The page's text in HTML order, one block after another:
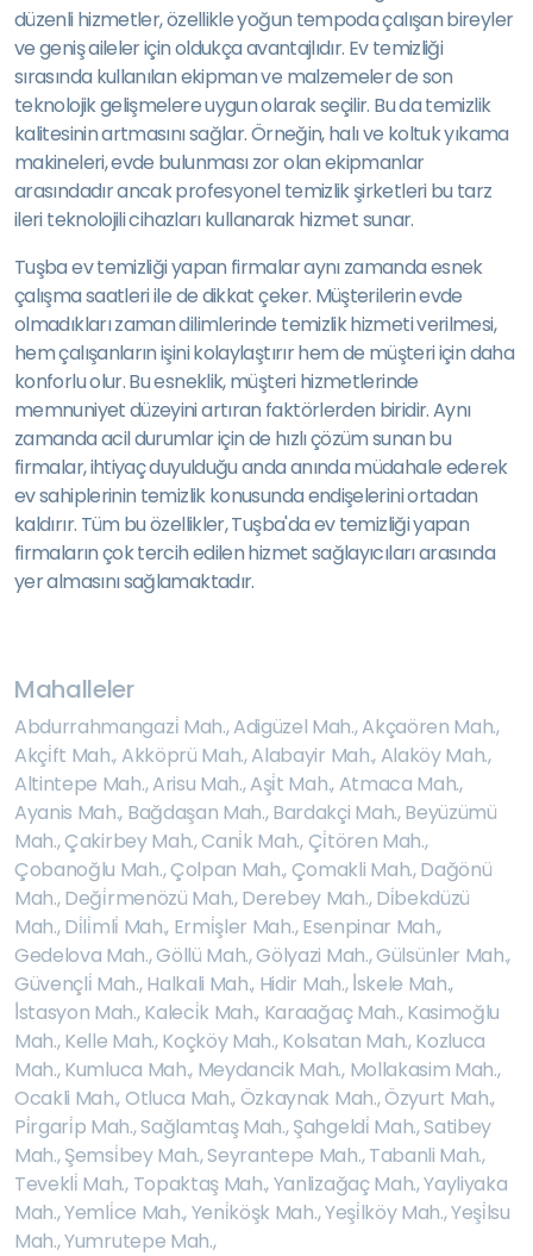
düzenli hizmetler, özellikle yoğun tempoda çalışan bireyler
ve geniş aileler için oldukça avantajlıdır. Ev temizliği
sırasında kullanılan ekipman ve malzemeler de son
teknolojik gelişmelere uygun olarak seçilir. Bu da temizlik
kalitesinin artmasını sağlar. Örneğin, halı ve koltuk yıkama
makineleri, evde bulunması zor olan ekipmanlar
arasındadır ancak profesyonel temizlik şirketleri bu tarz
ileri teknolojili cihazları kullanarak hizmet sunar.
Tuşba ev temizliği yapan firmalar aynı zamanda esnek
çalışma saatleri ile de dikkat çeker. Müşterilerin evde
olmadıkları zaman dilimlerinde temizlik hizmeti verilmesi,
hem çalışanların işini kolaylaştırır hem de müşteri için daha
konforlu olur. Bu esneklik, müşteri hizmetlerinde
memnuniyet düzeyini artıran faktörlerden biridir. Aynı
zamanda acil durumlar için de hızlı çözüm sunan bu
firmalar, ihtiyaç duyulduğu anda anında müdahale ederek
ev sahiplerinin temizlik konusunda endişelerini ortadan
kaldırır. Tüm bu özellikler, Tuşba'da ev temizliği yapan
firmaların çok tercih edilen hizmet sağlayıcıları arasında
yer almasını sağlamaktadır.
Mahalleler
Abdurrahmangazi̇ Mah.,Adigüzel Mah.,Akçaören Mah.,
Akçi̇ft Mah.,Akköprü Mah.,Alabayir Mah.,Alaköy Mah.,
Altintepe Mah.,Arisu Mah.,Aşi̇t Mah.,Atmaca Mah.,
Ayanis Mah., Bağdaşan Mah.,Bardakçi Mah.,Beyüzümü
Mah.,Çakirbey Mah.,Cani̇k Mah.,Çi̇tören Mah.,
Çobanoğlu Mah.,Çolpan Mah.,Çomakli Mah.,Dağönü
Mah.,Deği̇rmenözü Mah.,Derebey Mah.,Di̇bekdüzü
Mah.,Di̇li̇mli̇ Mah., Ermi̇şler Mah.,Esenpinar Mah.,
Gedelova Mah.,Göllü Mah.,Gölyazi Mah.,Gülsünler Mah.,
Güvençli̇ Mah.,Halkali Mah., Hidir Mah.,İ̇skele Mah.,
İ̇stasyon Mah.,Kaleci̇k Mah., Karaağaç Mah.,Kasimoğlu
Mah.,Kelle Mah.,Koçköy Mah.,Kolsatan Mah.,Kozluca
Mah.,Kumluca Mah., Meydancik Mah., Mollakasim Mah.,
Ocakli Mah.,Otluca Mah.,Özkaynak Mah.,Özyurt Mah.,
Pi̇rgari̇p Mah.,Sağlamtaş Mah.,Şahgeldi̇ Mah.,Satibey
Mah.,Şemsi̇bey Mah.,Seyrantepe Mah.,Tabanli Mah.,
Tevekli̇ Mah., Topaktaş Mah.,Yanlizağaç Mah.,Yayliyaka
Mah.,Yemli̇ce Mah.,Yeni̇köşk Mah.,Yeşi̇lköy Mah.,Yeşi̇lsu
Mah.,Yumrutepe Mah.,